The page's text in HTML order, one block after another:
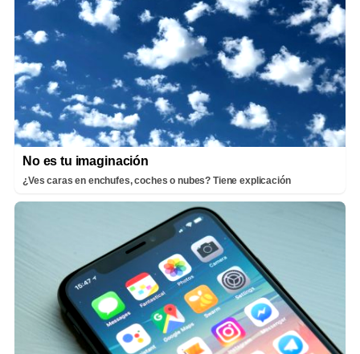
No es tu imaginación
¿Ves caras en enchufes, coches o nubes? Tiene explicación